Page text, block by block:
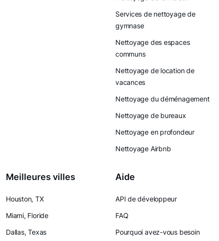
Services de nettoyage de
gymnase
Nettoyage des espaces
communs
Nettoyage de location de
vacances
Nettoyage du déménagement
Nettoyage de bureaux
Nettoyage en profondeur
Nettoyage Airbnb
Meilleures villes
Houston, TX
Miami, Floride
Dallas, Texas
Aide
API de développeur
FAQ
Pourquoi avez-vous besoin